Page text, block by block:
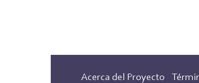
Acerca del Proyecto